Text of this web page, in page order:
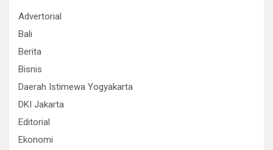
Advertorial
Bali
Berita
Bisnis
Daerah Istimewa Yogyakarta
DKI Jakarta
Editorial
Ekonomi